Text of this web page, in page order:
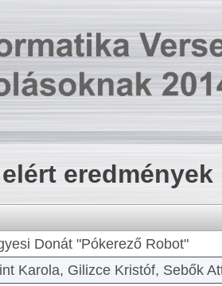
eredmények
Donát "Pókerező Robot"
Karola, Gilizce Kristóf, Sebők